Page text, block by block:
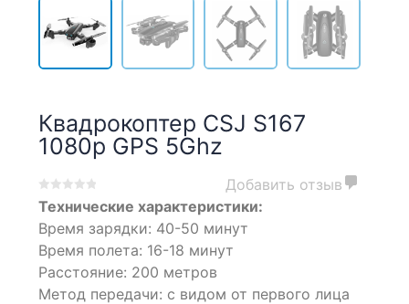
Квадрокоптер CSJ S167
1080p GPS 5Ghz
0
of
5
based
on
0
customer
Добавить отзыв
Технические характеристики:
Время зарядки: 40-50 минут
Время полета: 16-18 минут
Расстояние: 200 метров
Метод передачи: с видом от первого лица